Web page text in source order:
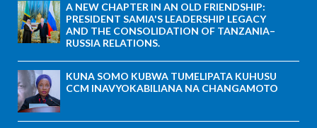
A NEW CHAPTER IN AN OLD FRIENDSHIP:
PRESIDENT SAMIA'S LEADERSHIP LEGACY
AND THE CONSOLIDATION OF TANZANIA–
RUSSIA RELATIONS.
KUNA SOMO KUBWA TUMELIPATA KUHUSU
CCM INAVYOKABILIANA NA CHANGAMOTO